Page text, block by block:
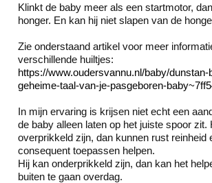
Klinkt de baby meer als een startmotor,
honger. En kan hij niet slapen van de
Zie onderstaand artikel voor meer
verschillende huiltjes:
https://www.oudersvannu.nl/baby/dunstan-
geheime-taal-van-je-pasgeboren-
In mijn ervaring is krijsen niet echt een
de baby alleen laten op het juiste spoor zit.
overprikkeld zijn, dan kunnen rust reinheid
consequent toepassen helpen.
Hij kan onderprikkeld zijn, dan kan het
buiten te gaan overdag.